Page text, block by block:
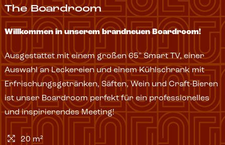
The Boardroom
Willkommen in unserem brandneuen Boardroom!
Ausgestattet mit einem großen 65" Smart TV, einer
Auswahl an Leckereien und einem Kühlschrank mit
Erfrischungsgetränken, Säften, Wein und Craft-Bieren
ist unser Boardroom perfekt für ein professionelles
und inspirierendes Meeting!
20 m²